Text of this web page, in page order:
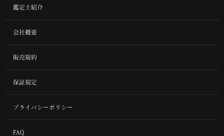
鑑定士紹介
会社概要
販売規約
保証規定
プライバシーポリシー
FAQ